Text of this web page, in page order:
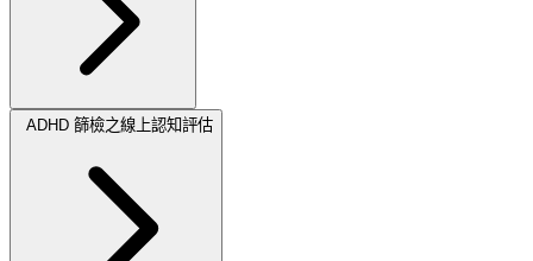
ADHD 篩檢之線上認知評估